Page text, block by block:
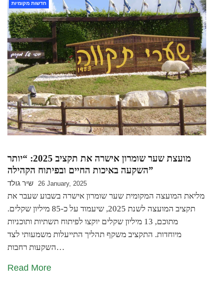
חדשות מקומיות
מועצת שער שומרון אישרה את תקציב 2025: “יותר
השקעה באיכות החיים ובפיתוח הקהילה”
שיר גולד 26 January, 2025
מליאת המועצה המקומית שער שומרון אישרה בשבוע שעבר את
תקציב המועצה לשנת 2025, שיעמוד על כ-85 מיליון שקלים.
מתוכם, 13 מיליון שקלים יוקצו לפיתוח תשתיות ותוכניות
מיוחדות. התקציב משקף תהליך התייעלות משמעותי לצד
השקעות רחבות…
Read More